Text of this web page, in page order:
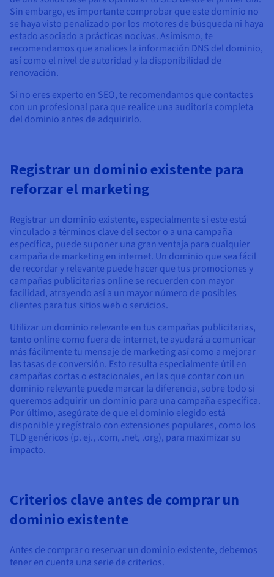
Sin embargo, es importante comprobar que este dominio no
se haya visto penalizado por los motores de búsqueda ni haya
estado asociado a prácticas nocivas. Asimismo, te
recomendamos que analices la información DNS del dominio,
así como el nivel de autoridad y la disponibilidad de
renovación.
Si no eres experto en SEO, te recomendamos que contactes
con un profesional para que realice una auditoría completa
del dominio antes de adquirirlo.
Registrar un dominio existente para
reforzar el marketing
Registrar un dominio existente, especialmente si este está
vinculado a términos clave del sector o a una campaña
específica, puede suponer una gran ventaja para cualquier
campaña de marketing en internet. Un dominio que sea fácil
de recordar y relevante puede hacer que tus promociones y
campañas publicitarias online se recuerden con mayor
facilidad, atrayendo así a un mayor número de posibles
clientes para tus sitios web o servicios.
Utilizar un dominio relevante en tus campañas publicitarias,
tanto online como fuera de internet, te ayudará a comunicar
más fácilmente tu mensaje de marketing así como a mejorar
las tasas de conversión. Esto resulta especialmente útil en
campañas cortas o estacionales, en las que contar con un
dominio relevante puede marcar la diferencia, sobre todo si
queremos adquirir un dominio para una campaña específica.
Por último, asegúrate de que el dominio elegido está
disponible y regístralo con extensiones populares, como los
TLD genéricos (p. ej., .com, .net, .org), para maximizar su
impacto.
Criterios clave antes de comprar un
dominio existente
Antes de comprar o reservar un dominio existente, debemos
tener en cuenta una serie de criterios.